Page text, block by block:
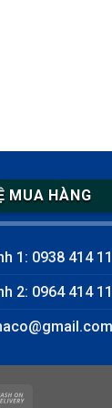
MUA HÀNG
1: 0938 414
2: 0964 414